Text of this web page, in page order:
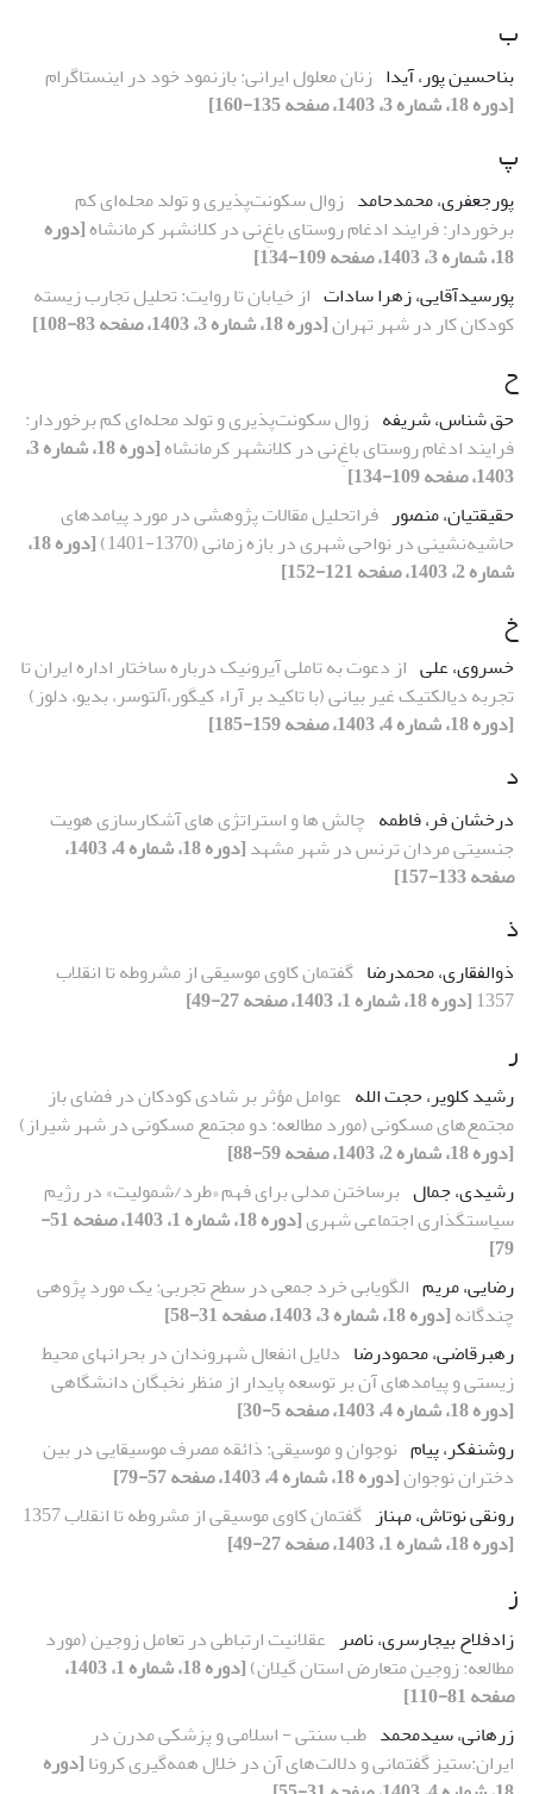
ب
بناحسین پور، آیدا زنان معلول ایرانی: بازنمود خود در اینستاگرام
[دوره 18، شماره 3، 1403، صفحه 135-160]
پ
پورجعفری، محمدحامد زوال سکونت‌پذیری و تولد محله‌ای کم
برخوردار: فرایند ادغام روستای باغِ‌نی در کلانشهر کرمانشاه[دوره
18، شماره 3، 1403، صفحه 109-134]
پورسیدآقایی، زهرا سادات از خیابان تا روایت: تحلیل تجارب زیسته
کودکان کار در شهر تهران[دوره 18، شماره 3، 1403، صفحه 83-108]
ح
حق شناس، شریفه زوال سکونت‌پذیری و تولد محله‌ای کم برخوردار:
فرایند ادغام روستای باغِ‌نی در کلانشهر کرمانشاه
[دوره 18، شماره 3،
1403، صفحه 109-134]
حقیقتیان، منصور فراتحلیل مقالات پژوهشی در مورد پیامدهای
حاشیه‌نشینی در نواحی شهری در بازه زمانی (1370-1401)
[دوره 18،
شماره 2، 1403، صفحه 121-152]
خ
خسروی، علی از دعوت به تاملی آیرونیک درباره ساختار اداره ایران تا
تجربه دیالکتیک غیر بیانی (با تاکید بر آراء کیگور،آلتوسر، بدیو، دلوز)
[دوره 18، شماره 4، 1403، صفحه 159-185]
د
درخشان فر، فاطمه چالش ها و استراتژی های آشکارسازی هویت
جنسیتی مردان ترنس در شهر مشهد
[دوره 18، شماره 4، 1403،
صفحه 133-157]
ذ
ذوالفقاری، محمدرضا گفتمان کاوی موسیقی از مشروطه تا انقلاب
1357[دوره 18، شماره 1، 1403، صفحه 27-49]
ر
رشید کلویر، حجت الله عوامل مؤثر بر شادی کودکان در فضای باز
مجتمع‌های مسکونی (مورد مطالعه: دو مجتمع مسکونی در شهر شیراز)
[دوره 18، شماره 2، 1403، صفحه 59-88]
رشیدی، جمال برساختن مدلی برای فهم «طرد/شمولیت» در رژیم
سیاستگذاری اجتماعی شهری
[دوره 18، شماره 1، 1403، صفحه 51-
79]
رضایی، مریم الگویابی خرد جمعی در سطح تجربی: یک مورد پژوهی
چندگانه[دوره 18، شماره 3، 1403، صفحه 31-58]
رهبرقاضی، محمودرضا دلایل انفعال شهروندان در بحران­های محیط
زیستی و پیامدهای آن بر توسعه پایدار از منظر نخبگان دانشگاهی
[دوره 18، شماره 4، 1403، صفحه 5-30]
روشنفکر، پیام نوجوان و موسیقی: ذائقه مصرف موسیقایی در بین
دختران نوجوان[دوره 18، شماره 4، 1403، صفحه 57-79]
رونقی نوتاش، مهناز گفتمان کاوی موسیقی از مشروطه تا انقلاب 1357
[دوره 18، شماره 1، 1403، صفحه 27-49]
ز
زادفلاح بیجارسری، ناصر عقلانیت ارتباطی در تعامل زوجین (مورد
مطالعه: زوجین متعارض استان گیلان)
[دوره 18، شماره 1، 1403،
صفحه 81-110]
زرهانی، سیدمحمد طب سنتی - اسلامی و پزشکی مدرن در
ایران:ستیز گفتمانی و دلالت‌های آن در خلال همه‌گیری کرونا[دوره